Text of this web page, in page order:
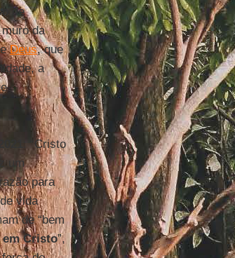
de
da
Deus, que
a
: “Cristo
um
para
vida
de “bem
em Cristo”,